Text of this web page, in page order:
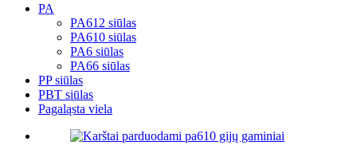
PA
PA612 siūlas
PA610 siūlas
PA6 siūlas
PA66 siūlas
PP siūlas
PBT siūlas
Pagaląsta viela